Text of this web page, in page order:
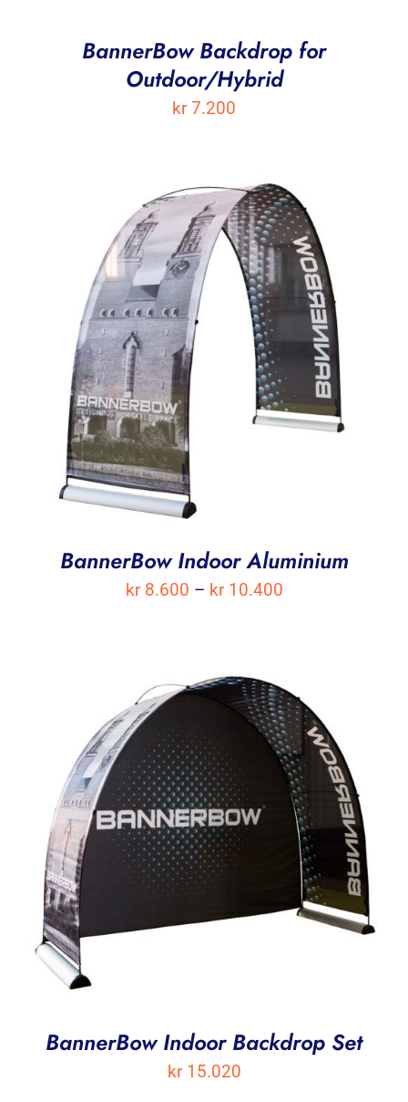
BannerBow Backdrop for
Outdoor/Hybrid
kr7.200
BannerBow Indoor Aluminium
kr8.600 – kr10.400Prisområde:
BannerBow Indoor Backdrop Set
kr15.020